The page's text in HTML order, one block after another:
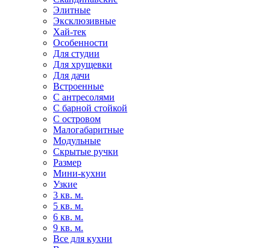
Элитные
Эксклюзивные
Хай-тек
Особенности
Для студии
Для хрущевки
Для дачи
Встроенные
С антресолями
С барной стойкой
С островом
Малогабаритные
Модульные
Скрытые ручки
Размер
Мини-кухни
Узкие
3 кв. м.
5 кв. м.
6 кв. м.
9 кв. м.
Все для кухни